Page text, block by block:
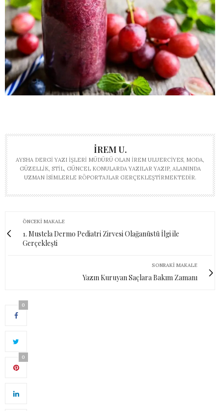
İREM U.
AYSHA DERGI YAZI İŞLERI MÜDÜRÜ OLAN İREM ULUERCIYES, MODA,
GÜZELLIK, STIL, GÜNCEL KONULARDA YAZILAR YAZIP, ALANINDA
UZMAN ISIMLERLE RÖPORTAJLAR GERÇEKLEŞTIRMEKTEDIR.
ÖNCEKI MAKALE
1. Mustela Dermo Pediatri Zirvesi Olağanüstü İlgi ile
Gerçekleşti
SONRAKI MAKALE
Yazın Kuruyan Saçlara Bakım Zamanı
0
0